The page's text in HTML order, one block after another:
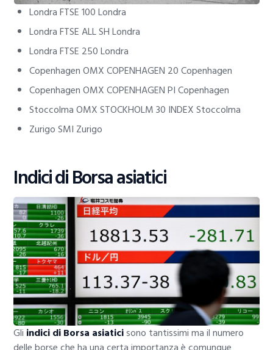
Londra FTSE 100 Londra
Londra FTSE ALL SH Londra
Londra FTSE 250 Londra
Copenhagen OMX COPENHAGEN 20 Copenhagen
Copenhagen OMX COPENHAGEN PI Copenhagen
Stoccolma OMX STOCKHOLM 30 INDEX Stoccolma
Zurigo SMI Zurigo
Indici di Borsa asiatici
Gli indici di Borsa asiaticisono tantissimi ma il numero